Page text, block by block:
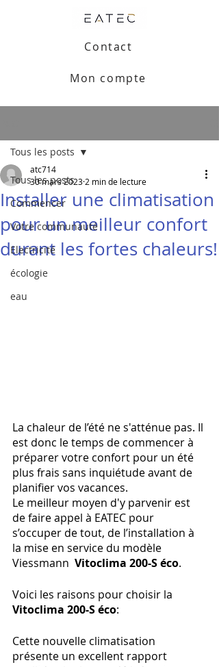
Contact
Mon compte
Tous les posts
Commencer
Votre communauté
Electricité
écologie
eau
Tous les posts
Installer une climatisation
pour un meilleur confort
durant les fortes chaleurs!
atc714
30 mars 2023 2 min de lecture
La chaleur de l’été ne s'atténue pas. Il
est donc le temps de commencer à
préparer votre confort pour un été
plus frais sans inquiétude avant de
planifier vos vacances.
Le meilleur moyen d'y parvenir est
de faire appel à EATEC pour
s’occuper de tout, de l’installation à
la mise en service du modèle
Viessmann Vitoclima 200-S éco.
Voici les raisons pour choisir la
Vitoclima 200-S éco:
Cette nouvelle climatisation
présente un excellent rapport